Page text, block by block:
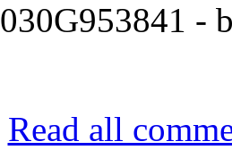
-
Read all